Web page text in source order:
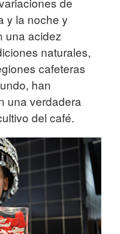
y la noche y
una acidez
naturales,
cafeteras
han
una verdadera
del café.